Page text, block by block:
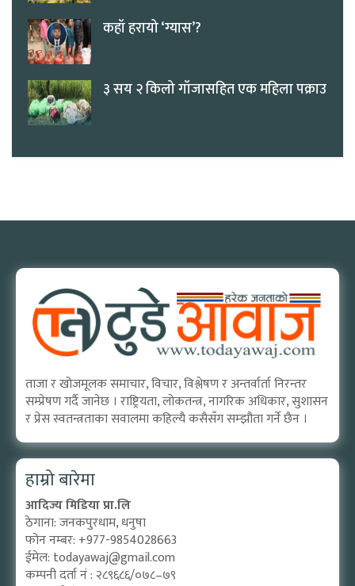
कहाँ हरायो ‘ग्यास’?
३ सय २ किलो गाँजासहित एक महिला पक्राउ
ताजा र खोजमूलक समाचार, विचार, विश्लेषण र अन्तर्वार्ता निरन्तर
सम्प्रेषण गर्दै जानेछ । राष्ट्रियता, लोकतन्त्र, नागरिक अधिकार, सुशासन
र प्रेस स्वतन्त्रताका सवालमा कहिल्यै कसैसँग सम्झौता गर्ने छैन ।
हाम्रो बारेमा
आदिज्य मिडिया प्रा.लि
ठेगाना: जनकपुरधाम, धनुषा
फोन नम्बर: +977-9854028663
ईमेल: todayawaj@gmail.com
कम्पनी दर्ता नं : २८९६८६/०७८–७९